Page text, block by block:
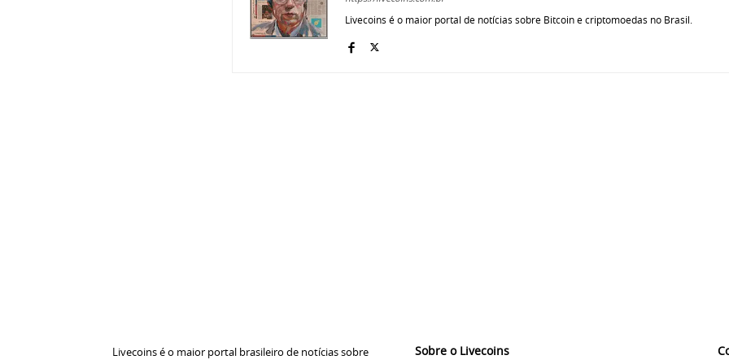
Livecoins é o maior portal de notícias sobre Bitcoin e criptomoedas no Brasil.
Livecoins é o maior portal brasileiro de notícias sobre
Sobre o Livecoins